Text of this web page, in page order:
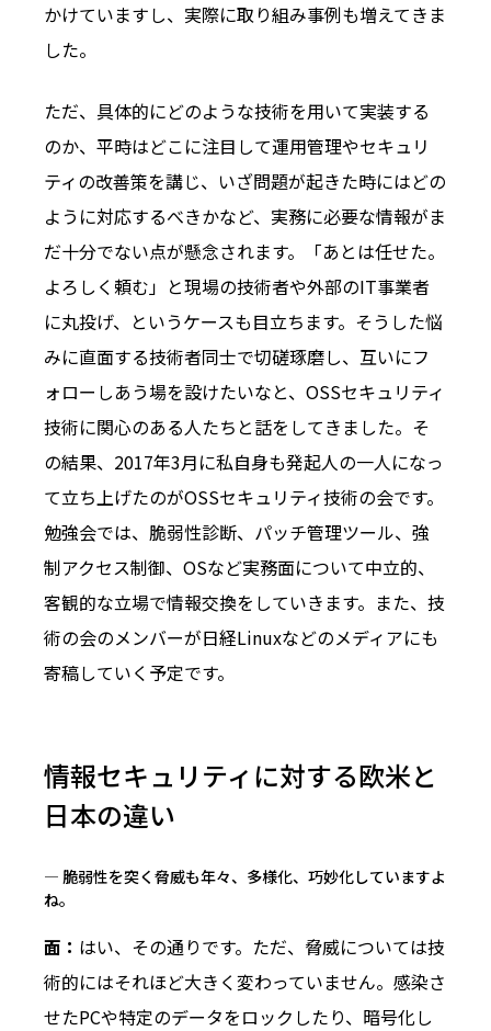
かけていますし、実際に取り組み事例も増えてきま
した。
ただ、具体的にどのような技術を用いて実装する
のか、平時はどこに注目して運用管理やセキュリ
ティの改善策を講じ、いざ問題が起きた時にはどの
ように対応するべきかなど、実務に必要な情報がま
だ十分でない点が懸念されます。「あとは任せた。
よろしく頼む」と現場の技術者や外部のIT事業者
に丸投げ、というケースも目立ちます。そうした悩
みに直面する技術者同士で切磋琢磨し、互いにフ
ォローしあう場を設けたいなと、OSSセキュリティ
技術に関心のある人たちと話をしてきました。そ
の結果、2017年3月に私自身も発起人の一人になっ
て立ち上げたのがOSSセキュリティ技術の会です。
勉強会では、脆弱性診断、パッチ管理ツール、強
制アクセス制御、OSなど実務面について中立的、
客観的な立場で情報交換をしていきます。また、技
術の会のメンバーが日経Linuxなどのメディアにも
寄稿していく予定です。
情報セキュリティに対する欧米と
日本の違い
― 脆弱性を突く脅威も年々、多様化、巧妙化していますよ
ね。
面： はい、その通りです。ただ、脅威については技
術的にはそれほど大きく変わっていません。感染さ
せたPCや特定のデータをロックしたり、暗号化し